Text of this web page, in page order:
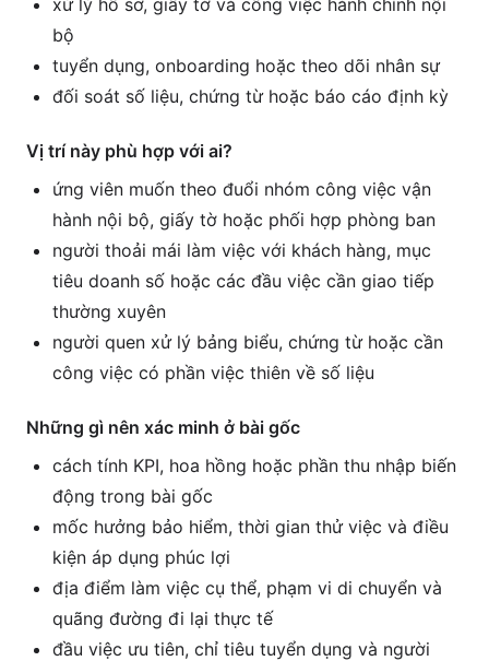
xử lý hồ sơ, giấy tờ và công việc hành chính nội
bộ
tuyển dụng, onboarding hoặc theo dõi nhân sự
đối soát số liệu, chứng từ hoặc báo cáo định kỳ
Vị trí này phù hợp với ai?
ứng viên muốn theo đuổi nhóm công việc vận
hành nội bộ, giấy tờ hoặc phối hợp phòng ban
người thoải mái làm việc với khách hàng, mục
tiêu doanh số hoặc các đầu việc cần giao tiếp
thường xuyên
người quen xử lý bảng biểu, chứng từ hoặc cần
công việc có phần việc thiên về số liệu
Những gì nên xác minh ở bài gốc
cách tính KPI, hoa hồng hoặc phần thu nhập biến
động trong bài gốc
mốc hưởng bảo hiểm, thời gian thử việc và điều
kiện áp dụng phúc lợi
địa điểm làm việc cụ thể, phạm vi di chuyển và
quãng đường đi lại thực tế
đầu việc ưu tiên, chỉ tiêu tuyển dụng và người